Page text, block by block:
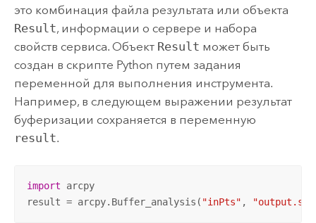
это комбинация файла результата или объекта
Result, информации о сервере и набора
свойств сервиса. Объект Result может быть
создан в скрипте Python путем задания
переменной для выполнения инструмента.
Например, в следующем выражении результат
буферизации сохраняется в переменную
result.
import arcpy
result = arcpy.Buffer_analysis( "inPts" ,